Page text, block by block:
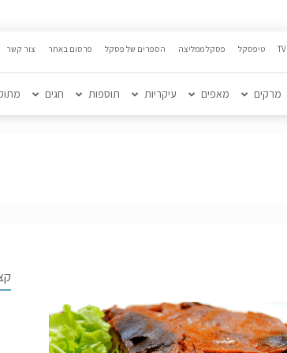
טיפסקל פסקל ממליצה הספרים של פסקל פרסום באתר צור קשר
מרקים מאפים עיקריות תוספות חגים